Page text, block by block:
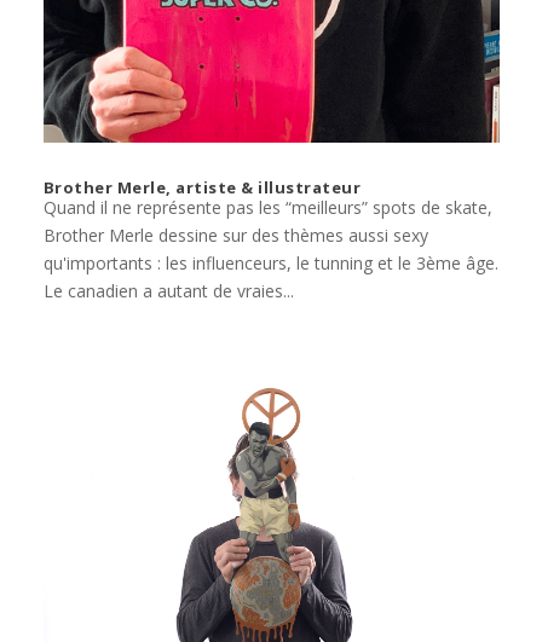
Brother Merle, artiste & illustrateur
Quand il ne représente pas les “meilleurs” spots de skate,
Brother Merle dessine sur des thèmes aussi sexy
qu'importants : les influenceurs, le tunning et le 3ème âge.
Le canadien a autant de vraies...